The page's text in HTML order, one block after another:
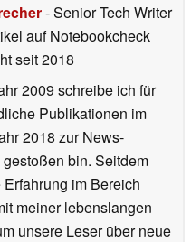
- Senior Tech Writer
auf Notebookcheck
seit 2018
2009 schreibe ich für
Publikationen im
2018 zur News-
bin. Seitdem
im Bereich
meiner lebenslangen
unsere Leser über neue